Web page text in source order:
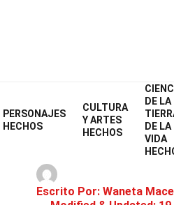
PERSONAJES
HECHOS
CULTURA
Y ARTES
HECHOS
DE LA
DE LA
VIDA
Home
34 Hechos
Escrito Por: Waneta